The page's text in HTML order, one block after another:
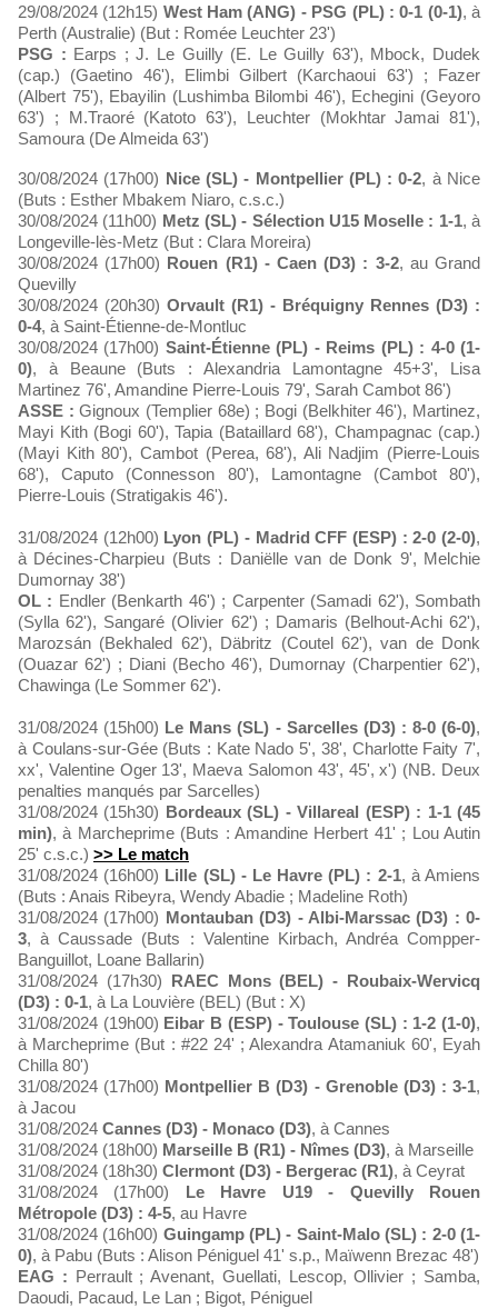
29/08/2024 (12h15) West Ham (ANG) - PSG (PL) : 0-1 (0-1), à
Perth (Australie) (But : Romée Leuchter 23')
PSG : Earps ; J. Le Guilly (E. Le Guilly 63'), Mbock, Dudek
(cap.) (Gaetino 46'), Elimbi Gilbert (Karchaoui 63') ; Fazer
(Albert 75'), Ebayilin (Lushimba Bilombi 46'), Echegini (Geyoro
63') ; M.Traoré (Katoto 63'), Leuchter (Mokhtar Jamai 81'),
Samoura (De Almeida 63')
30/08/2024 (17h00) Nice (SL) - Montpellier (PL) : 0-2, à Nice
(Buts : Esther Mbakem Niaro, c.s.c.)
30/08/2024 (11h00) Metz (SL) - Sélection U15 Moselle : 1-1, à
Longeville-lès-Metz (But : Clara Moreira)
30/08/2024 (17h00) Rouen (R1) - Caen (D3) : 3-2, au Grand
Quevilly
30/08/2024 (20h30) Orvault (R1) - Bréquigny Rennes (D3) :
0-4, à Saint-Étienne-de-Montluc
30/08/2024 (17h00) Saint-Étienne (PL) - Reims (PL) : 4-0 (1-
0), à Beaune (Buts : Alexandria Lamontagne 45+3', Lisa
Martinez 76', Amandine Pierre-Louis 79', Sarah Cambot 86')
ASSE : Gignoux (Templier 68e) ; Bogi (Belkhiter 46'), Martinez,
Mayi Kith (Bogi 60'), Tapia (Bataillard 68'), Champagnac (cap.)
(Mayi Kith 80'), Cambot (Perea, 68'), Ali Nadjim (Pierre-Louis
68'), Caputo (Connesson 80'), Lamontagne (Cambot 80'),
Pierre-Louis (Stratigakis 46').
31/08/2024 (12h00) Lyon (PL) - Madrid CFF (ESP) : 2-0 (2-0),
à Décines-Charpieu (Buts : Daniëlle van de Donk 9', Melchie
Dumornay 38')
OL : Endler (Benkarth 46') ; Carpenter (Samadi 62'), Sombath
(Sylla 62'), Sangaré (Olivier 62') ; Damaris (Belhout-Achi 62'),
Marozsán (Bekhaled 62'), Däbritz (Coutel 62'), van de Donk
(Ouazar 62') ; Diani (Becho 46'), Dumornay (Charpentier 62'),
Chawinga (Le Sommer 62').
31/08/2024 (15h00) Le Mans (SL) - Sarcelles (D3) : 8-0 (6-0),
à Coulans-sur-Gée (Buts : Kate Nado 5', 38', Charlotte Faity 7',
xx', Valentine Oger 13', Maeva Salomon 43', 45', x') (NB. Deux
penalties manqués par Sarcelles)
31/08/2024 (15h30) Bordeaux (SL) - Villareal (ESP) : 1-1 (45
min), à Marcheprime (Buts : Amandine Herbert 41' ; Lou Autin
25' c.s.c.) >> Le match
31/08/2024 (16h00) Lille (SL) - Le Havre (PL) : 2-1, à Amiens
(Buts : Anais Ribeyra, Wendy Abadie ; Madeline Roth)
31/08/2024 (17h00) Montauban (D3) - Albi-Marssac (D3) : 0-
3, à Caussade (Buts : Valentine Kirbach, Andréa Compper-
Banguillot, Loane Ballarin)
31/08/2024 (17h30)
RAEC Mons (BEL) - Roubaix-Wervicq
(D3) : 0-1, à La Louvière (BEL) (But : X)
31/08/2024 (19h00) Eibar B (ESP) - Toulouse (SL) : 1-2 (1-0),
à Marcheprime (But : #22 24' ; Alexandra Atamaniuk 60', Eyah
Chilla 80')
31/08/2024 (17h00) Montpellier B (D3) - Grenoble (D3) : 3-1,
à Jacou
31/08/2024 Cannes (D3) - Monaco (D3), à Cannes
31/08/2024 (18h00) Marseille B (R1) - Nîmes (D3), à Marseille
31/08/2024 (18h30) Clermont (D3) - Bergerac (R1), à Ceyrat
31/08/2024 (17h00)
Le Havre U19 - Quevilly Rouen
Métropole (D3) : 4-5, au Havre
31/08/2024 (16h00) Guingamp (PL) - Saint-Malo (SL) : 2-0 (1-
0), à Pabu (Buts : Alison Péniguel 41' s.p., Maïwenn Brezac 48')
EAG : Perrault ; Avenant, Guellati, Lescop, Ollivier ; Samba,
Daoudi, Pacaud, Le Lan ; Bigot, Péniguel